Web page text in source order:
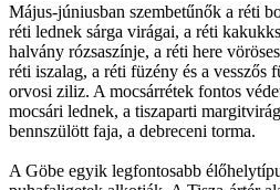
Május-júniusban szembetűnők a réti
réti lednek sárga virágai, a réti
halvány rózsaszínje, a réti here
réti iszalag, a réti füzény és a vesszős
orvosi ziliz. A mocsárrétek fontos
mocsári lednek, a tiszaparti
bennszülött faja, a debreceni torma.
A Göbe egyik legfontosabb